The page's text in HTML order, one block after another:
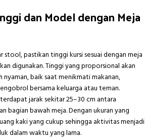
dan Model dengan Meja
stool, pastikan tinggi kursi sesuai dengan meja
digunakan. Tinggi yang proporsional akan
baik saat menikmati makanan,
bersama keluarga atau teman.
jarak sekitar 25–30 cm antara
bagian bawah meja. Dengan ukuran yang
kaki yang cukup sehingga aktivitas menjadi
dalam waktu yang lama.